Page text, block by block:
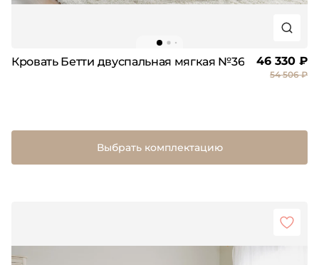
Кровать Бетти двуспальная мягкая №36 46 330 ₽
54 506 ₽
Выбрать комплектацию